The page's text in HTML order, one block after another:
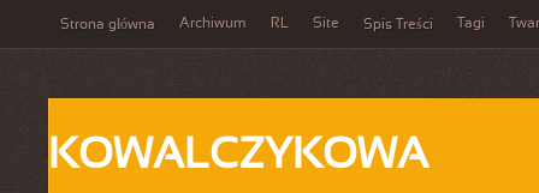
Strona główna Archiwum RL Site Spis Treści Tagi
KOWALCZYKOWA